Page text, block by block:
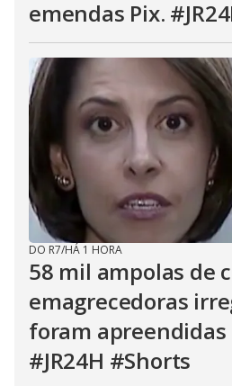
emendas Pix.
DO R7/HÁ 1 HORA
58 mil ampolas de
emagrecedoras
foram apreendidas
#JR24H #Shorts